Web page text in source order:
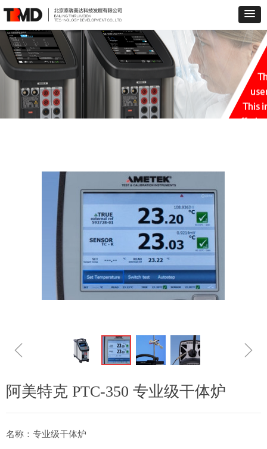
ꁆ ꁇ
阿美特克 PTC-350 专业级干体炉
名称：专业级干体炉